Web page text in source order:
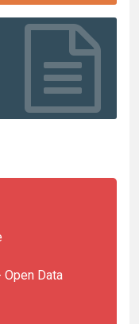
Data